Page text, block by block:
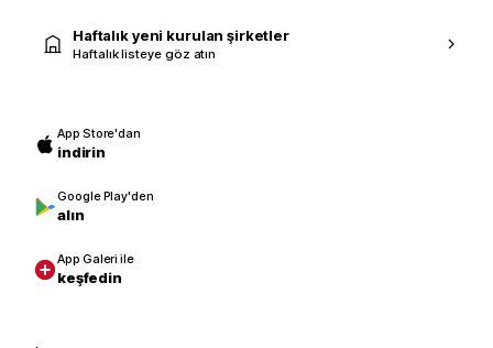
Haftalık yeni kurulan şirketler
Haftalık listeye göz atın
App Store'dan
indirin
Google Play'den
alın
App Galeri ile
keşfedin